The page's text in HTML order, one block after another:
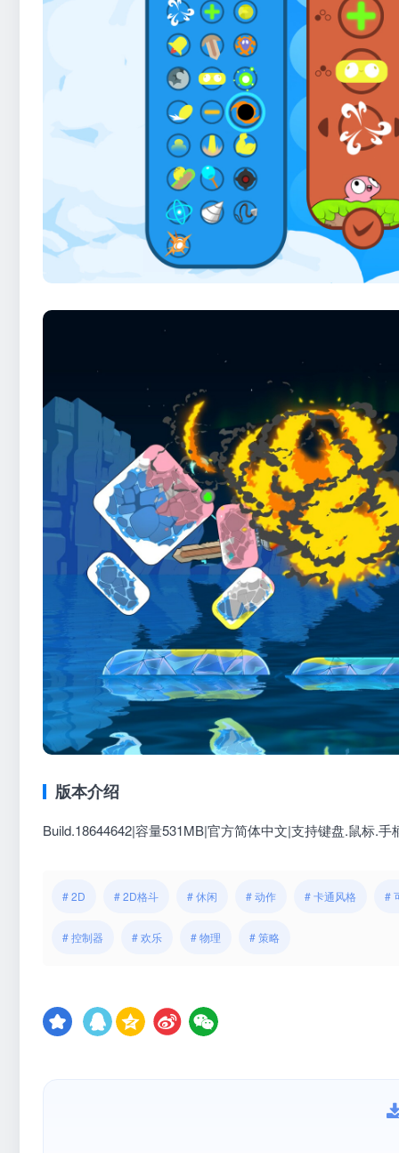
版本介绍
Build.18644642|容量531MB|官方简体中文|支持键盘.鼠标.手
# 2D # 2D格斗 # 休闲 # 动作 # 卡通风格 #
# 控制器 # 欢乐 # 物理 # 策略